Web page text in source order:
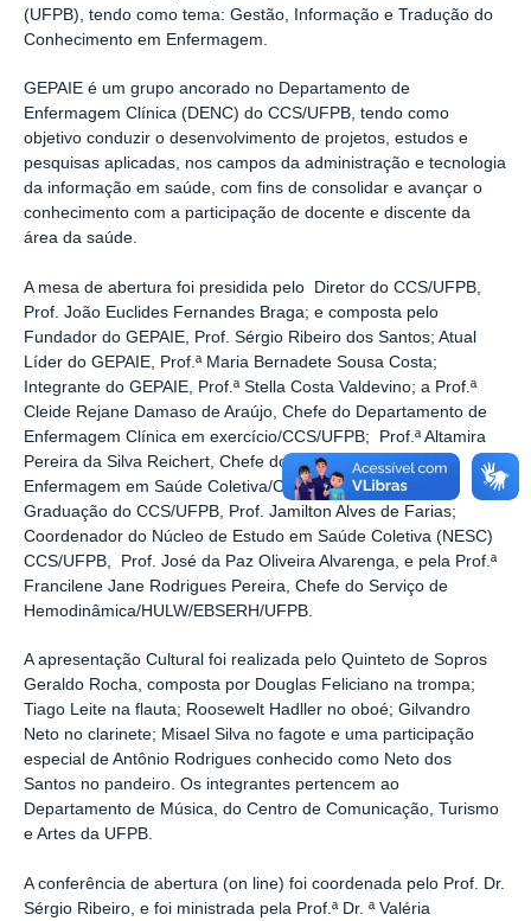
(UFPB), tendo como tema: Gestão, Informação e Tradução do
Conhecimento em Enfermagem.
GEPAIE é um grupo ancorado no Departamento de
Enfermagem Clínica (DENC) do CCS/UFPB, tendo como
objetivo conduzir o desenvolvimento de projetos, estudos e
pesquisas aplicadas, nos campos da administração e tecnologia
da informação em saúde, com fins de consolidar e avançar o
conhecimento com a participação de docente e discente da
área da saúde.
A mesa de abertura foi presidida pelo Diretor do CCS/UFPB,
Prof. João Euclides Fernandes Braga; e composta pelo
Fundador do GEPAIE, Prof. Sérgio Ribeiro dos Santos; Atual
Líder do GEPAIE, Prof.ª Maria Bernadete Sousa Costa;
Integrante do GEPAIE, Prof.ª Stella Costa Valdevino; a Prof.ª
Cleide Rejane Damaso de Araújo, Chefe do Departamento de
Enfermagem Clínica em exercício/CCS/UFPB; Prof.ª Altamira
Pereira da Silva Reichert, Chefe do Departamento de
Enfermagem em Saúde Coletiva/CCS/UFPB; Assessor de
Graduação do CCS/UFPB, Prof. Jamilton Alves de Farias;
Coordenador do Núcleo de Estudo em Saúde Coletiva (NESC)
CCS/UFPB, Prof. José da Paz Oliveira Alvarenga, e pela Prof.ª
Francilene Jane Rodrigues Pereira, Chefe do Serviço de
Hemodinâmica/HULW/EBSERH/UFPB.
A apresentação Cultural foi realizada pelo Quinteto de Sopros
Geraldo Rocha, composta por Douglas Feliciano na trompa;
Tiago Leite na flauta; Roosewelt Hadller no oboé; Gilvandro
Neto no clarinete; Misael Silva no fagote e uma participação
especial de Antônio Rodrigues conhecido como Neto dos
Santos no pandeiro. Os integrantes pertencem ao
Departamento de Música, do Centro de Comunicação, Turismo
e Artes da UFPB.
A conferência de abertura (on line) foi coordenada pelo Prof. Dr.
Sérgio Ribeiro, e foi ministrada pela Prof.ª Dr. ª Valéria